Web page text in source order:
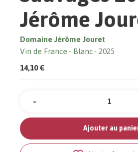
Jérôme
Domaine Jérôme Jouret
Vin de France Blanc 2025
14,10 €
Quantité
-
Ajouter au